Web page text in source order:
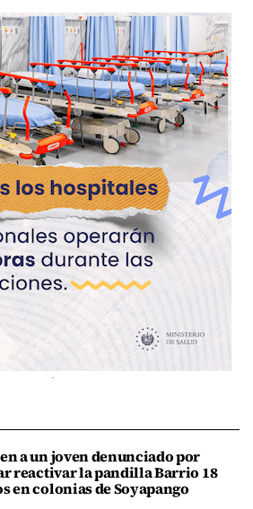
a un joven denunciado por
reactivar la pandilla Barrio 18
en colonias de Soyapango